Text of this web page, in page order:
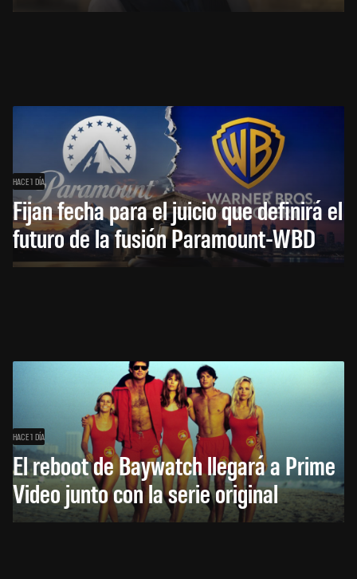
HACE 1 DÍA
Fijan fecha para el juicio que definirá el
futuro de la fusión Paramount-WBD
HACE 1 DÍA
El reboot de Baywatch llegará a Prime
Video junto con la serie original